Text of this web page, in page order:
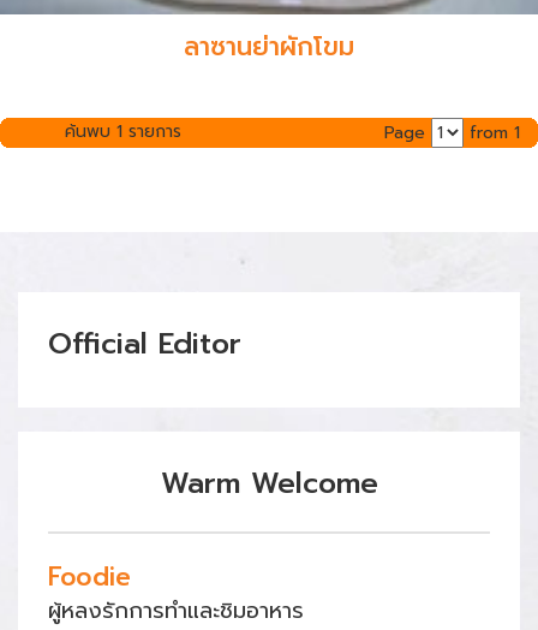
ลาซานย่าผักโขม
ค้นพบ 1 รายการ Page from 1
Official Editor
Warm Welcome
Foodie
ผู้หลงรักการทำและชิมอาหาร